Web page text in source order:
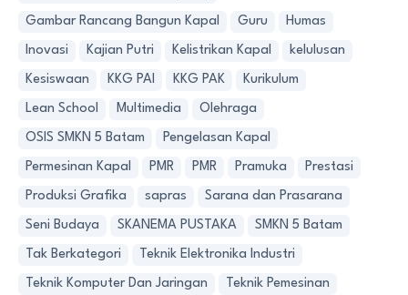
Gambar Rancang Bangun Kapal Guru Humas
Inovasi Kajian Putri Kelistrikan Kapal kelulusan
Kesiswaan KKG PAI KKG PAK Kurikulum
Lean School Multimedia Olehraga
OSIS SMKN 5 Batam Pengelasan Kapal
Permesinan Kapal PMR PMR Pramuka Prestasi
Produksi Grafika sapras Sarana dan Prasarana
Seni Budaya SKANEMA PUSTAKA SMKN 5 Batam
Tak Berkategori Teknik Elektronika Industri
Teknik Komputer Dan Jaringan Teknik Pemesinan